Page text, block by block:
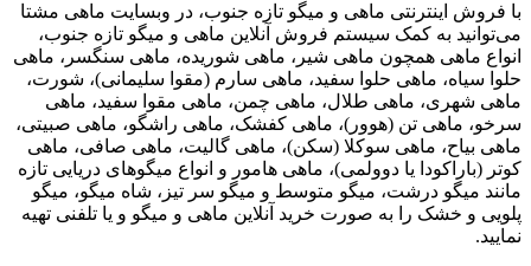
با فروش اینترنتی ماهی و میگو تازه جنوب، در وبسایت ماهی مشتا
می‌توانید به کمک سیستم فروش آنلاین ماهی و میگو تازه جنوب،
انواع ماهی همچون ماهی شیر، ماهی شوریده، ماهی سنگسر، ماهی
حلوا سیاه، ماهی حلوا سفید، ماهی سارم (مقوا سلیمانی)، شورت،
ماهی شهری، ماهی طلال، ماهی چمن، ماهی مقوا سفید، ماهی
سرخو، ماهی تن (هوور)، ماهی کفشک، ماهی راشگو، ماهی صبیتی،
ماهی بیاح، ماهی سوکلا (سکن)، ماهی گالیت، ماهی صافی، ماهی
کوتر (باراکودا یا دوولمی)، ماهی هامور و انواع میگوهای دریایی تازه
مانند میگو درشت، میگو متوسط و میگو سر تیز، شاه میگو، میگو
پلویی و خشک را به صورت خرید آنلاین ماهی و میگو و یا تلفنی تهیه
نمایید.